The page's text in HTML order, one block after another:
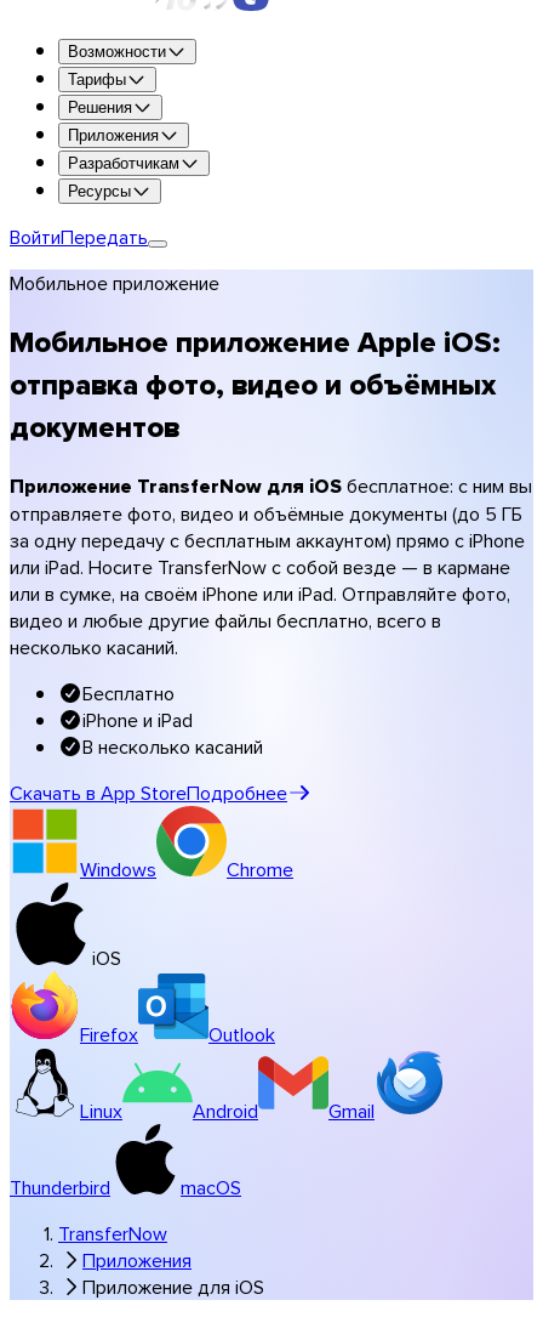
Попробовать Premium
До 250 ГБ за передачу
1 ТБ хранилища
Хранение до 365 дней
Оформление под ваш бренд (логотип, цвета)
Выбрать Premium
Выбрать Team
Сравнить планы
Тарифы
Фотографы
Креативные агентства
Архитектура и строительство
Бухгалтеры
Музыка и студии
Все отраслевые решения
Передачи под вашим брендом
Возможности
Тарифы
Решения
Приложения
Разработчикам
Ресурсы
ВойтиПередать
Мобильное приложение
Мобильное приложение Apple iOS:
отправка фото, видео и объёмных
документов
Приложение TransferNow для iOSбесплатное: с ним вы
отправляете фото, видео и объёмные документы (до 5 ГБ
за одну передачу с бесплатным аккаунтом) прямо с iPhone
или iPad. Носите TransferNow с собой везде — в кармане
или в сумке, на своём iPhone или iPad. Отправляйте фото,
видео и любые другие файлы бесплатно, всего в
несколько касаний.
Бесплатно
iPhone и iPad
В несколько касаний
Скачать в App StoreПодробнее
Windows Chrome
iOS
Firefox Outlook
Linux Android Gmail
Thunderbird
macOS
TransferNow
Приложения
Приложение для iOS